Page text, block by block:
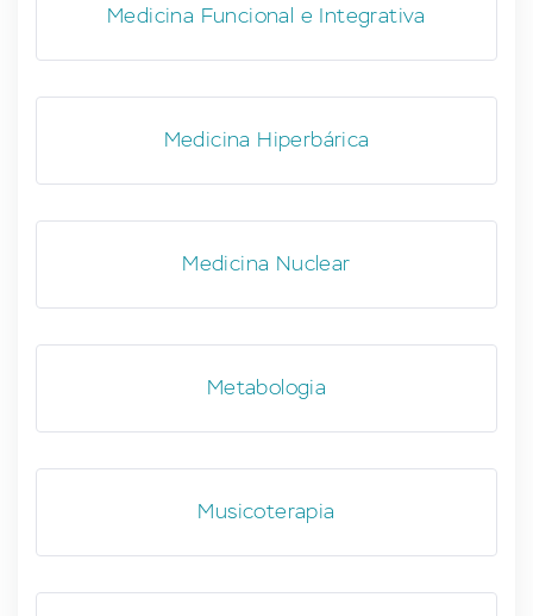
Medicina Funcional e Integrativa
Medicina Hiperbárica
Medicina Nuclear
Metabologia
Musicoterapia